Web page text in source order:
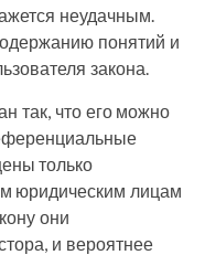
неудачным.
понятий и
закона.
так, что его можно
только
юридическим лицам
они
и вероятнее